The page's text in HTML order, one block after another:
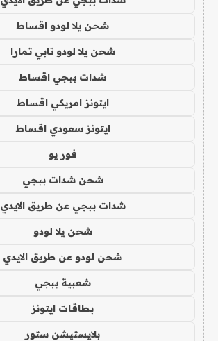
شحن يلا لودو اقساط
شحن يلا لودو تابي تمارا
شدات ببجي اقساط
ايتونز امريكي اقساط
ايتونز سعودي اقساط
فور يو
شحن شدات ببجي
شدات ببجي عن طريق الايدي
شحن يلا لودو
شحن لودو عن طريق الايدي
شعبية ببجي
بطاقات ايتونز
بلايستيشن ستور